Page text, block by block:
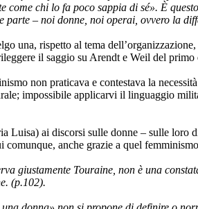
come chi lo fa poco sappia di sé». È
parte – noi donne, noi operai, ovvero la
una, rispetto al tema
il saggio su Arendt e Weil del
non praticava e contestava la
impossibile applicarvi il linguaggio
Luisa) ai discorsi sulle donne – sulle
comunque, anche grazie a quel
giustamente Touraine, non è una
(p.102).